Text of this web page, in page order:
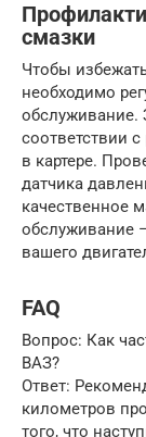
смазки
Чтобы
необходимо
обслуживание.
соответствии
в картере.
датчика
качественное
обслуживание
вашего
FAQ
Вопрос: Как
ВАЗ?
Ответ:
километров
того, что